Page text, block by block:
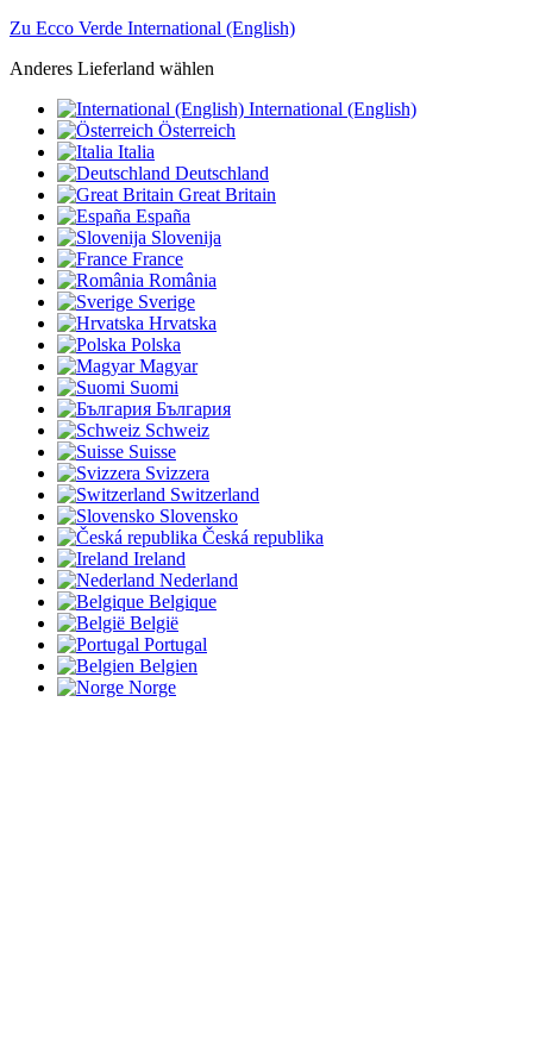
Zu Ecco Verde International (English)
Anderes Lieferland wählen
International (English)
Österreich
Italia
Deutschland
Great Britain
España
Slovenija
France
România
Sverige
Hrvatska
Polska
Magyar
Suomi
България
Schweiz
Suisse
Svizzera
Switzerland
Slovensko
Česká republika
Ireland
Nederland
Belgique
België
Portugal
Belgien
Norge